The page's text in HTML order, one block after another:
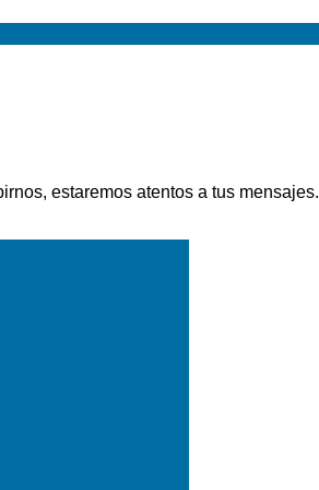
estaremos atentos a tus mensajes.